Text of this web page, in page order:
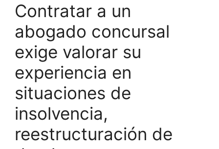
Contratar a un
abogado concursal
exige valorar su
experiencia en
situaciones de
insolvencia,
reestructuración de